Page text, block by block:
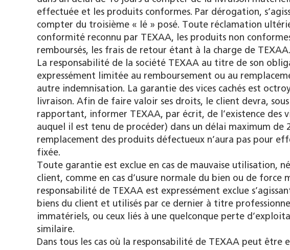
effectuée et les produits conformes. Par dérogation,
compter du troisième « lé » posé. Toute réclamation
conformité reconnu par TEXAA, les produits non
remboursés, les frais de retour étant à la charge de TEXAA.
La responsabilité de la société TEXAA au titre de son
expressément limitée au remboursement ou au
autre indemnisation. La garantie des vices cachés est
livraison. Afin de faire valoir ses droits, le client devra,
rapportant, informer TEXAA, par écrit, de l’existence des
auquel il est tenu de procéder) dans un délai maximum de
remplacement des produits défectueux n’aura pas pour
fixée.
Toute garantie est exclue en cas de mauvaise utilisation,
client, comme en cas d’usure normale du bien ou de force
responsabilité de TEXAA est expressément exclue
biens du client et utilisés par ce dernier à titre
immatériels, ou ceux liés à une quelconque perte
similaire.
Dans tous les cas où la responsabilité de TEXAA peut